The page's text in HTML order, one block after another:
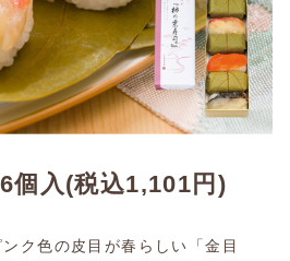
個入 (税込1,101円)
ク色の皮目が春らしい「金目